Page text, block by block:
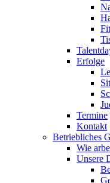
Erfolge
Termine
Kontakt
Betriebliches
Wie
Unsere